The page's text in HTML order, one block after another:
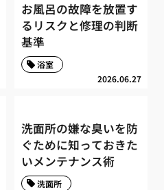
お風呂の故障を放置す
るリスクと修理の判断
基準
2026.06.27
浴室
洗面所の嫌な臭いを防
ぐために知っておきた
いメンテナンス術
洗面所